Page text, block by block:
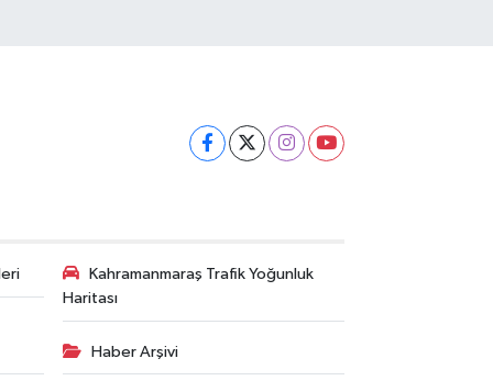
Kahramanmaraş Trafik Yoğunluk
Haritası
Haber Arşivi